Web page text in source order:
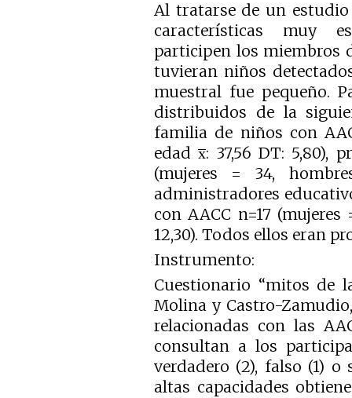
Al tratarse de un
características muy
participen los miembros
tuvieran niños
muestral fue pequeño.
distribuidos de la
familia de niños con
edadx̅: 37,56 DT: 5,80),
(mujeres = 34,
administradores
con AACC n=17
12,30). Todos ellos eran
Instrumento:
Cuestionario “mitos de
Molina y Castro-
relacionadas con las
consultan a los
verdadero (2), falso (1) o
altas capacidades